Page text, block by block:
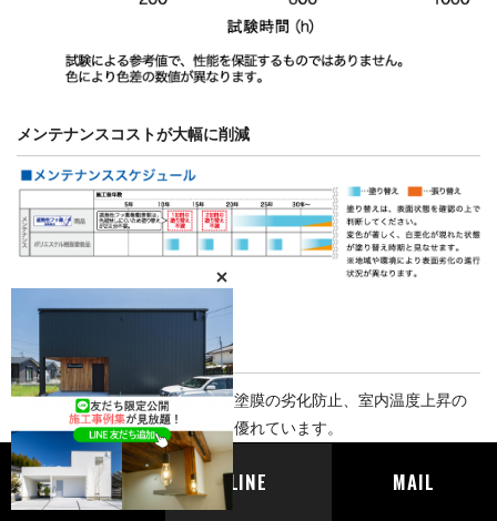
メンテナンスコストが大幅に削減
紫外線や熱にも強い
太陽光に含まれる紫外線による塗膜の劣化防止、室内温度上昇の
抑制など、耐候性・遮熱性にも優れています。
日射による温度上昇を抑制
TEL LINE MAIL